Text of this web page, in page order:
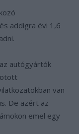
addigra évi 1,6
autógyártók
van
De azért az
emel egy